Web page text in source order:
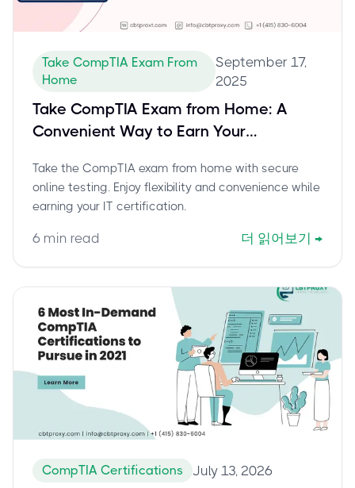
Take CompTIA Exam From
Home
September 17,
2025
Take CompTIA Exam from Home: A
Convenient Way to Earn Your
Take the CompTIA exam from home with secure
online testing. Enjoy flexibility and convenience while
earning your IT certification.
6 min read 더 읽어보기 →
CompTIA Certifications July 13, 2026